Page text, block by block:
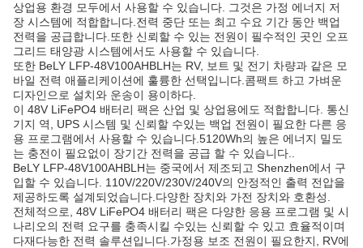
상업용 환경 모두에서 사용할 수 있습니다. 그것은 가정 에너지 저
장 시스템에 적합합니다.전력 중단 또는 최고 수요 기간 동안 백업
전력을 공급합니다.또한 신뢰할 수 있는 전원이 필수적인 곳인 오프
그리드 태양광 시스템에서도 사용할 수 있습니다.
또한 BeLY LFP-48V100AHBLH는 RV, 보트 및 전기 차량과 같은 모
바일 전력 애플리케이션에 훌륭한 선택입니다.콤팩트 하고 가벼운
디자인으로 설치와 운송이 용이하다.
이 48V LiFePO4 배터리 팩은 산업 및 상업용에도 적합합니다. 통신
기지 역, UPS 시스템 및 신뢰할 수있는 백업 전원이 필요한 다른 응
용 프로그램에서 사용할 수 있습니다.5120Wh의 높은 에너지 밀도
는 충전이 필요없이 장기간 전력을 공급 할 수 있습니다..
BeLY LFP-48V100AHBLH는 중국에서 제조되고 Shenzhen에서 구
입할 수 있습니다. 110V/220V/230V/240V의 안정적인 출력 전압을
제공하도록 설계되었습니다.다양한 장치와 가전 장치와 호환성.
전체적으로, 48V LiFePO4 배터리 팩은 다양한 응용 프로그램 및 시
나리오의 전력 요구를 충족시킬 수있는 신뢰할 수 있고 효율적이며
다재다능한 전력 솔루션입니다.가정용 보조 전원이 필요한지, RV에